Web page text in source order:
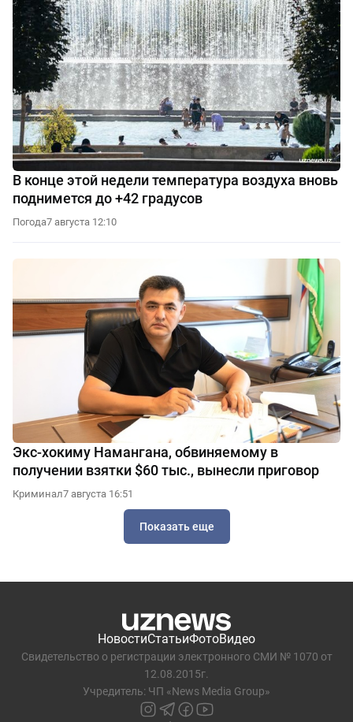
В конце этой недели температура воздуха вновь
поднимется до +42 градусов
Погода7 августа 12:10
Экс-хокиму Намангана, обвиняемому в
получении взятки $60 тыс., вынесли приговор
Криминал7 августа 16:51
Показать еще
НовостиСтатьиФотоВидео
Свидетельство о регистрации электронного СМИ № 1070 от
12.08.2015г.
Учредитель: ЧП «News Media Group»